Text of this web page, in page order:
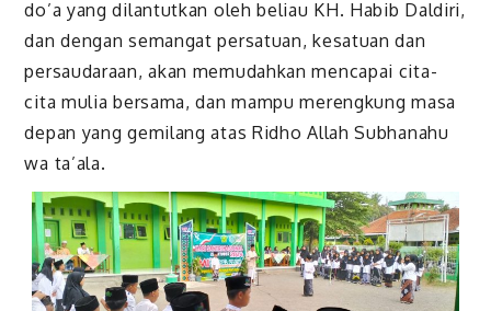
do’a yang dilantutkan oleh beliau KH. Habib Daldiri,
dan dengan semangat persatuan, kesatuan dan
persaudaraan, akan memudahkan mencapai cita-
cita mulia bersama, dan mampu merengkung masa
depan yang gemilang atas Ridho Allah Subhanahu
wa ta’ala.